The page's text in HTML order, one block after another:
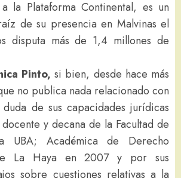
la Plataforma Continental, es un
de su presencia en Malvinas el
disputa más de 1,4 millones de
Pinto, si bien, desde hace más
no publica nada relacionado con
de sus capacidades jurídicas
y decana de la Facultad de
UBA; Académica de Derecho
La Haya en 2007 y por sus
sobre cuestiones relativas a la